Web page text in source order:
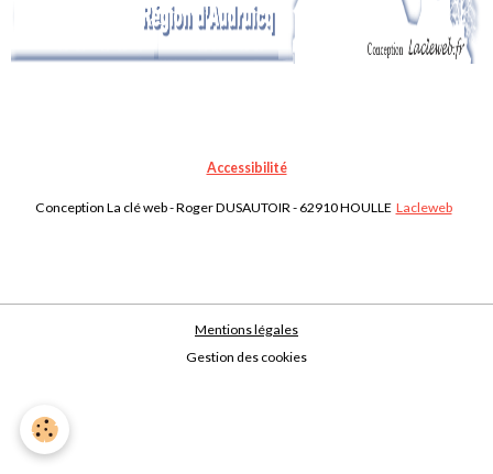
Accessibilité
Conception La clé web - Roger DUSAUTOIR - 62910 HOULLE Lacleweb
Mentions légales
Gestion des cookies